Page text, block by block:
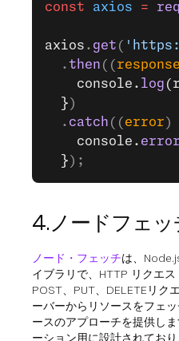
const axios =
axios . get (
  .
then (( response
    console.
log
  }
)
  .
catch (( error )
    console.
error
  }
);
4.ノードフェッ
ノード・フェッチは、
イブラリで、HTTP リクエス
POST、PUT、DELETEリク
ーバーからリソースをフェ
ースのアプローチを提供し
ーション用に設計されてお